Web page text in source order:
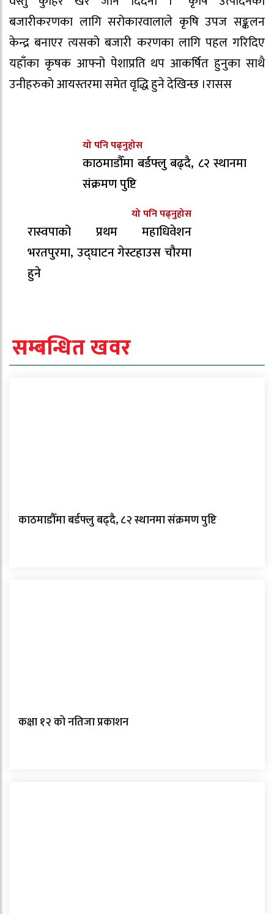
बजारीकरणका लागि सरोकारवालाले कृषि उपज सङ्कलन
केन्द्र बनाएर त्यसको बजारी करणका लागि पहल गरिदिए
यहाँका कृषक आफ्नो पेशाप्रति थप आकर्षित हुनुका साथै
उनीहरुको आयस्तरमा समेत वृद्धि हुने देखिन्छ ।रासस
यो पनि पढ्नुहोस
काठमाडौँमा बर्डफ्लु बढ्दै, ८२ स्थानमा
संक्रमण पुष्टि
यो पनि पढ्नुहोस
रास्वपाको प्रथम महाधिवेशन
भरतपुरमा, उद्घाटन गेस्टहाउस चौरमा
हुने
सम्बन्धित खवर
काठमाडौँमा बर्डफ्लु बढ्दै, ८२ स्थानमा संक्रमण पुष्टि
कक्षा १२ को नतिजा प्रकाशन